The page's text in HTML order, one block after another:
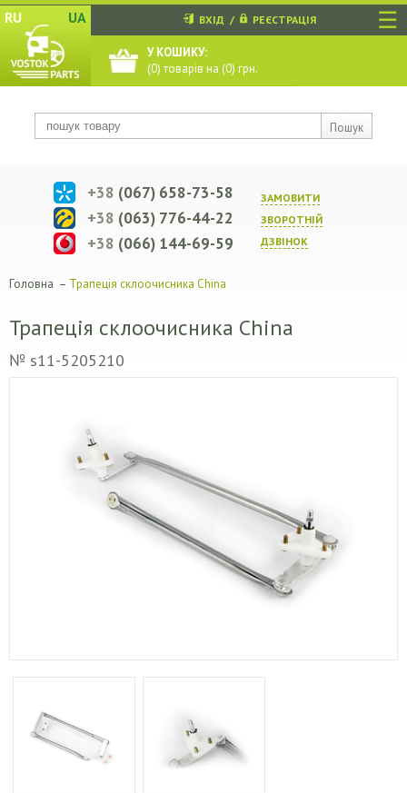
☰
RU UA
Пошук
ВХІД / РЕЄСТРАЦІЯ
У КОШИКУ:
(0) товарів на (0) грн.
ЗАМОВИТИ
ЗВОРОТНIЙ
ДЗВIНОК
+38 (067) 658-73-58
+38 (063) 776-44-22
+38 (066) 144-69-59
Головна – Трапеція склоочисника China
Трапеція склоочисника China
№ s11-5205210